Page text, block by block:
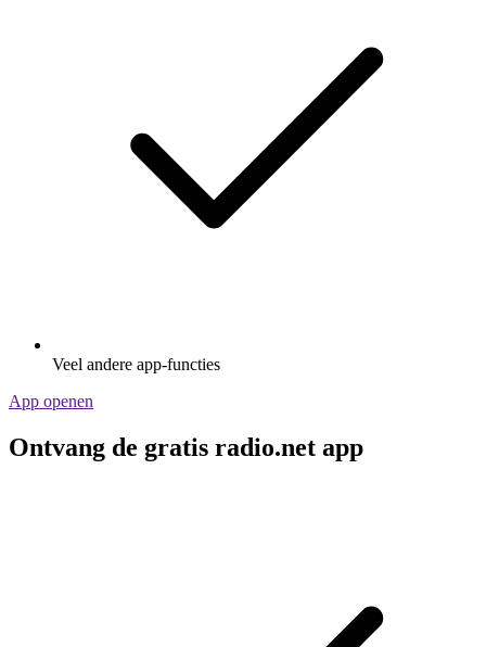
Veel andere app-functies
App openen
Ontvang de gratis radio.net app